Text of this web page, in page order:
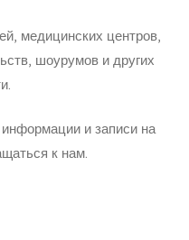
медицинских центров,
шоурумов и других
и записи на
к нам.